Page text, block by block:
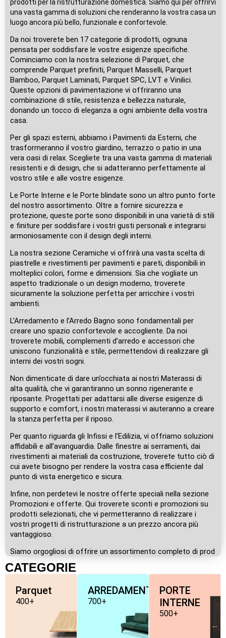
prodotti per la ristrutturazione domestica. Siamo qui per offrirvi
una vasta gamma di soluzioni che renderanno la vostra casa un
luogo ancora più bello, funzionale e confortevole.
Da noi troverete ben 17 categorie di prodotti, ognuna
pensata per soddisfare le vostre esigenze specifiche.
Cominciamo con la nostra selezione di Parquet, che
comprende Parquet prefiniti, Parquet Masselli, Parquet
Bamboo, Parquet Laminati, Parquet SPC, LVT e Vinilici.
Queste opzioni di pavimentazione vi offriranno una
combinazione di stile, resistenza e bellezza naturale,
donando un tocco di eleganza a ogni ambiente della vostra
casa.
Per gli spazi esterni, abbiamo i Pavimenti da Esterni, che
trasformeranno il vostro giardino, terrazzo o patio in una
vera oasi di relax. Scegliete tra una vasta gamma di materiali
resistenti e di design, che si adatteranno perfettamente al
vostro stile e alle vostre esigenze.
Le Porte Interne e le Porte blindate sono un altro punto forte
del nostro assortimento. Oltre a fornire sicurezza e
protezione, queste porte sono disponibili in una varietà di stili
e finiture per soddisfare i vostri gusti personali e integrarsi
armoniosamente con il design degli interni.
La nostra sezione Ceramiche vi offrirà una vasta scelta di
piastrelle e rivestimenti per pavimenti e pareti, disponibili in
molteplici colori, forme e dimensioni. Sia che vogliate un
aspetto tradizionale o un design moderno, troverete
sicuramente la soluzione perfetta per arricchire i vostri
ambienti.
L’Arredamento e l’Arredo Bagno sono fondamentali per
creare uno spazio confortevole e accogliente. Da noi
troverete mobili, complementi d’arredo e accessori che
uniscono funzionalità e stile, permettendovi di realizzare gli
interni dei vostri sogni.
Non dimenticate di dare un’occhiata ai nostri Materassi di
alta qualità, che vi garantiranno un sonno rigenerante e
riposante. Progettati per adattarsi alle diverse esigenze di
supporto e comfort, i nostri materassi vi aiuteranno a creare
la stanza perfetta per il riposo.
Per quanto riguarda gli Infissi e l’Edilizia, vi offriamo soluzioni
affidabili e all’avanguardia. Dalle finestre ai serramenti, dai
rivestimenti ai materiali da costruzione, troverete tutto ciò di
cui avete bisogno per rendere la vostra casa efficiente dal
punto di vista energetico e sicura.
Infine, non perdetevi le nostre offerte speciali nella sezione
Promozioni e offerte. Qui troverete sconti e promozioni su
prodotti selezionati, che vi permetteranno di realizzare i
vostri progetti di ristrutturazione a un prezzo ancora più
vantaggioso.
Siamo orgogliosi di offrire un assortimento completo di prod
CATEGORIE
Parquet
400+
ARREDAMENTO
700+
PORTE
INTERNE
500+